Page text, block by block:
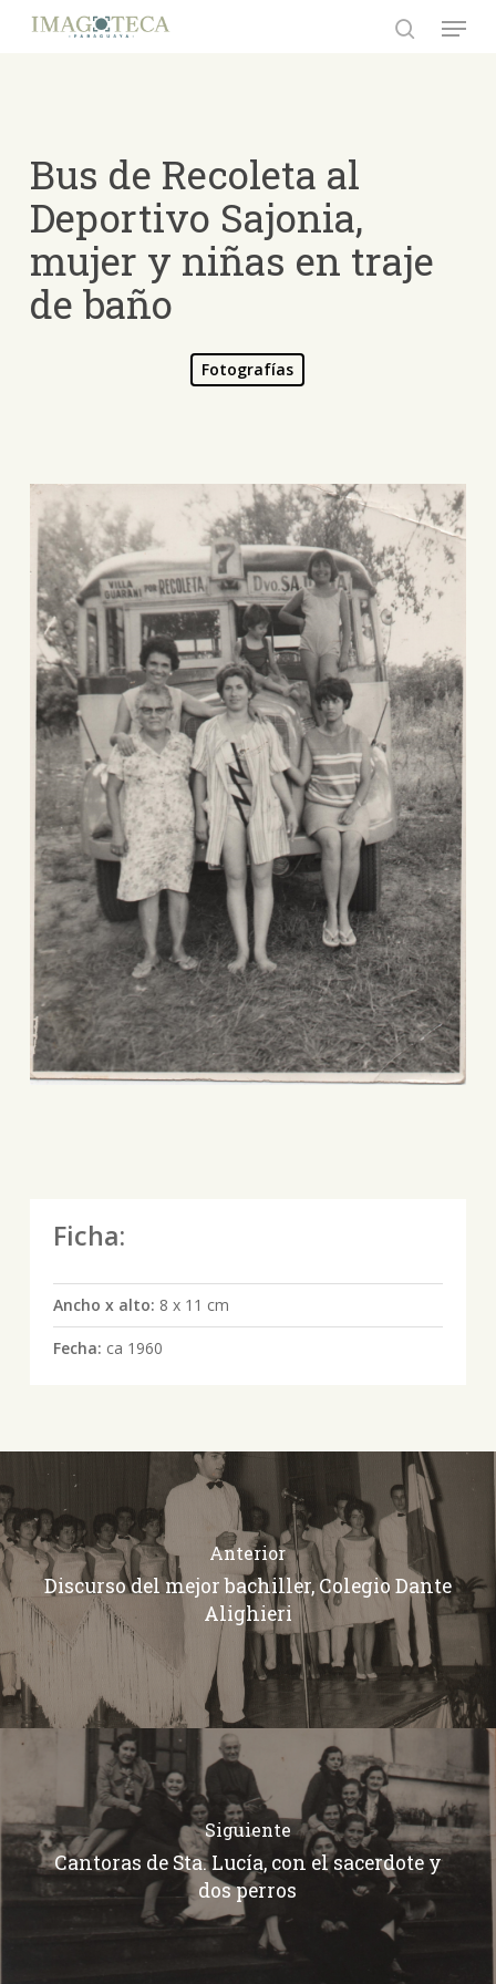
Menu
Bus de Recoleta al
Deportivo Sajonia,
mujer y niñas en traje
de baño
Fotografías
Ficha:
Ancho x alto: 8 x 11 cm
Fecha: ca 1960
Anterior
Discurso del mejor bachiller, Colegio Dante
Alighieri
Siguiente
Cantoras de Sta. Lucía, con el sacerdote y
dos perros